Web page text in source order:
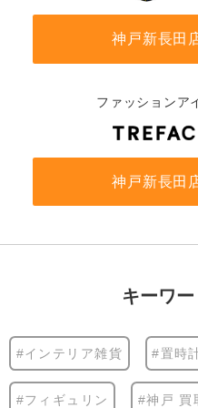
神戸新長田
ファッションア
神戸新長田
キーワ
#インテリア雑貨 #置時
#フィギュリン #神戸 買